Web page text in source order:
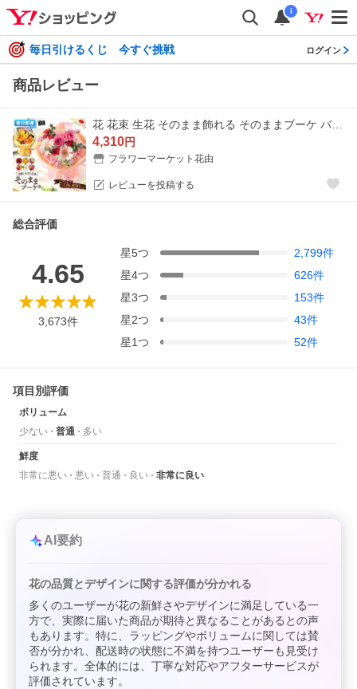
i
毎日引けるくじ 今すぐ挑戦 ログイン
商品レビュー
花 花束 生花 そのまま飾れる そのままブーケ バラ お花 ギフト プレゼント 女性 母 義母 誕生日 結婚記念日 退職祝い お祝い スタンディングブーケ お中元 夏
4,310円
フラワーマーケット花由
レビューを投稿する
総合評価
4.65
3,673件
星5つ 2,799件
星4つ 626件
星3つ 153件
星2つ 43件
星1つ 52件
項目別評価
ボリューム
少ない
普通 多い
鮮度
非常に悪い
悪い 普通 良い 非常に良い
AI要約
花の品質とデザインに関する評価が分かれる
多くのユーザーが花の新鮮さやデザインに満足している一
方で、実際に届いた商品が期待と異なることがあるとの声
もあります。特に、ラッピングやボリュームに関しては賛
否が分かれ、配送時の状態に不満を持つユーザーも見受け
られます。全体的には、丁寧な対応やアフターサービスが
評価されています。